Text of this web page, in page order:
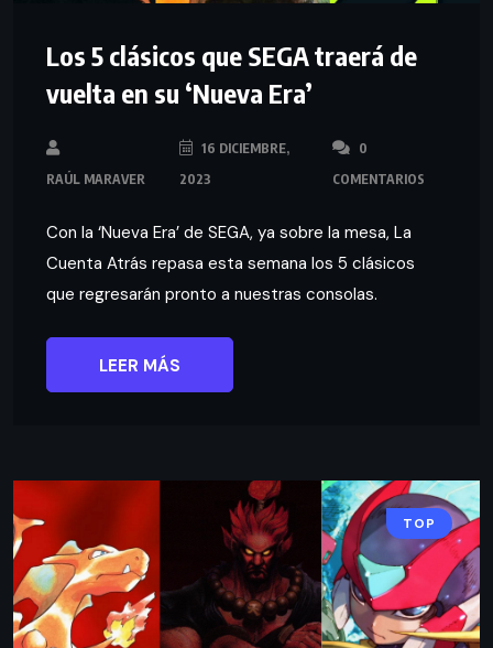
Los 5 clásicos que SEGA traerá de
vuelta en su ‘Nueva Era’
RAÚL MARAVER
16 DICIEMBRE,
2023
0
COMENTARIOS
Con la ‘Nueva Era’ de SEGA, ya sobre la mesa, La
Cuenta Atrás repasa esta semana los 5 clásicos
que regresarán pronto a nuestras consolas.
LEER MÁS
TOP